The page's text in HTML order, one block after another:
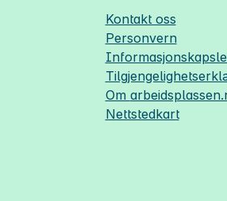
Kontakt oss
Personvern
Om
Nettstedkart